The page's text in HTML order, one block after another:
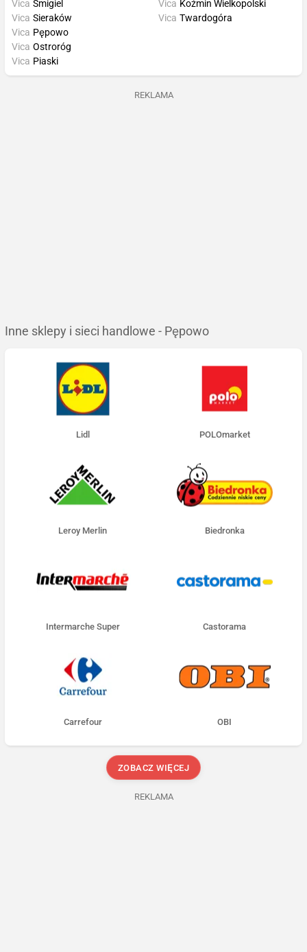
Vica Śmigiel
Vica Sieraków
Vica Koźmin Wielkopolski
Vica Twardogóra
Vica Pępowo
Vica Ostroróg
Vica Piaski
REKLAMA
Inne sklepy i sieci handlowe - Pępowo
Lidl POLOmarket
Leroy Merlin Biedronka
Intermarche Super Castorama
Carrefour OBI
ZOBACZ WIĘCEJ
REKLAMA